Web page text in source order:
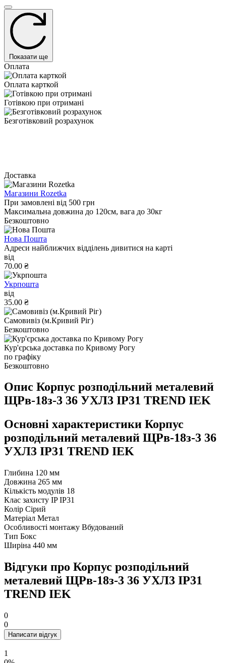
Показати ще
Оплата
Оплата карткой
Готівкою при отримані
Безготівковий розрахунок
Доставка
Магазини Rozetka
При замовлені від 500 грн
Максимальна довжина до 120см, вага до 30кг
Безкоштовно
Нова Пошта
Адреси найближчих відділень дивитися на карті
від
70.00 ₴
Укрпошта
від
35.00 ₴
Самовивіз (м.Кривий Ріг)
Безкоштовно
Кур'єрська доставка по Кривому Рогу
по графіку
Безкоштовно
Опис Корпус розподільний металевий
ЩРв-18з-3 36 УХЛ3 IP31 TREND IEK
Основні характеристики Корпус
розподільний металевий ЩРв-18з-3 36
УХЛ3 IP31 TREND IEK
Глибина 120 мм
Довжина 265 мм
Кількість модулів 18
Клас захисту IP IP31
Колір Сірий
Матеріал Метал
Особливості монтажу Вбудований
Тип Бокс
Ширіна 440 мм
Відгуки про Корпус розподільний
металевий ЩРв-18з-3 36 УХЛ3 IP31
TREND IEK
0
0
Написати відгук
1